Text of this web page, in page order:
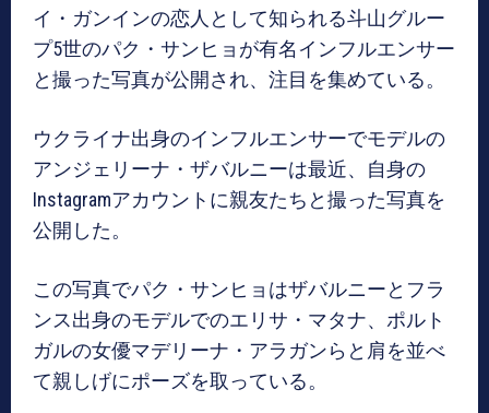
イ・ガンインの恋人として知られる斗山グルー
プ5世のパク・サンヒョが有名インフルエンサー
と撮った写真が公開され、注目を集めている。
ウクライナ出身のインフルエンサーでモデルの
アンジェリーナ・ザバルニーは最近、自身の
Instagramアカウントに親友たちと撮った写真を
公開した。
この写真でパク・サンヒョはザバルニーとフラ
ンス出身のモデルでのエリサ・マタナ、ポルト
ガルの女優マデリーナ・アラガンらと肩を並べ
て親しげにポーズを取っている。